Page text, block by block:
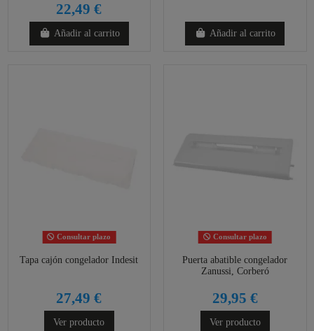
22,49 €
Añadir al carrito Añadir al carrito
Consultar plazo
Tapa cajón congelador Indesit
27,49 €
Ver producto
Consultar plazo
Puerta abatible congelador
Zanussi, Corberó
29,95 €
Ver producto